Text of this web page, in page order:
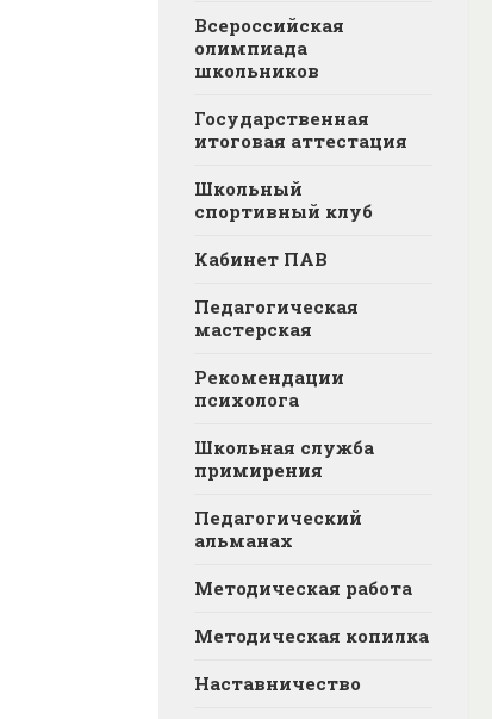
Всероссийская
олимпиада
школьников
Государственная
итоговая аттестация
Школьный
спортивный клуб
Кабинет ПАВ
Педагогическая
мастерская
Рекомендации
психолога
Школьная служба
примирения
Педагогический
альманах
Методическая работа
Методическая копилка
Наставничество